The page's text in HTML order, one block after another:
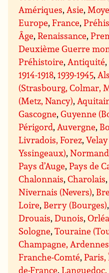
Amériques, Asie,
Europe,France,
Âge,Renaissance,
Deuxième Guerre
Préhistoire, Antiquité,
1914-1918,1939-1945,
(Strasbourg, Colmar,
(Metz, Nancy),
Gascogne,Guyenne
Périgord, Auvergne,
Livradois, Forez,
Yssingeaux),
Pays d’Auge,Pays de
Chalonnais,Charolais,
Nivernais (Nevers),
Loire, Berry (Bourges),
Drouais,Dunois,
Sologne,Touraine
Champagne, Ardennes
Franche-Comté,Paris,
de-France,